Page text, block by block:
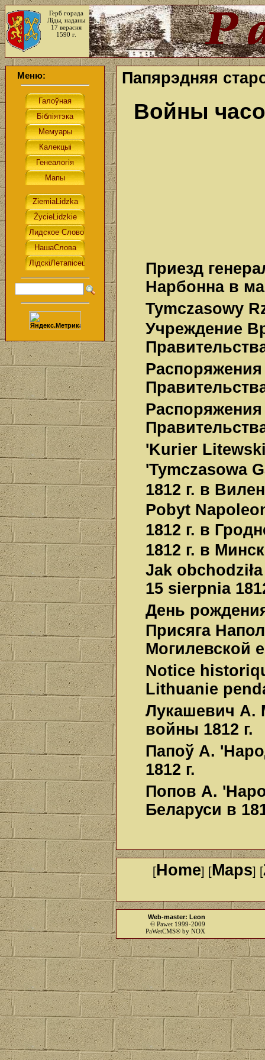
Герб горада
Ліды, наданы
17 верасня
1590 г.
Меню: Папярэдняя
Войны
Приезд
Нарбонна в
Tymczasowy
Учреждение
'Kurier
'Tymczasowa
1812 г. в
Pobyt
1812 г. в
1812 г. в
Jak
15 sierpnia
День
Присяга
Могилевской
Notice
Lithuanie
Лукашевич А.
войны 1812 г.
Папоў А.
1812 г.
Попов А.
Беларуси в
[Home] [Maps] [
Web-master: Leon
© Pawet 1999-2009
PaWetCMS® by NOX